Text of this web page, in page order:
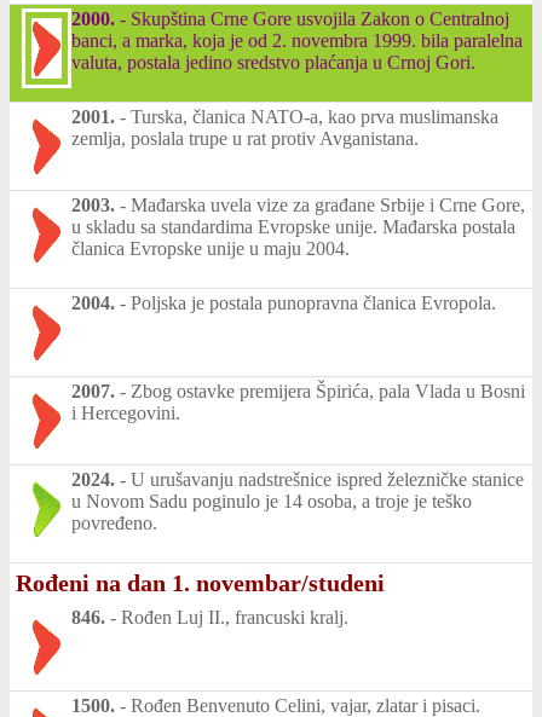
2000. - Skupština Crne Gore usvojila Zakon o Centralnoj
banci, a marka, koja je od 2. novembra 1999. bila paralelna
valuta, postala jedino sredstvo plaćanja u Crnoj Gori.
2001. - Turska, članica NATO-a, kao prva muslimanska
zemlja, poslala trupe u rat protiv Avganistana.
2003. - Mađarska uvela vize za građane Srbije i Crne Gore,
u skladu sa standardima Evropske unije. Mađarska postala
članica Evropske unije u maju 2004.
2004. - Poljska je postala punopravna članica Evropola.
2007. - Zbog ostavke premijera Špirića, pala Vlada u Bosni
i Hercegovini.
2024. - U urušavanju nadstrešnice ispred železničke stanice
u Novom Sadu poginulo je 14 osoba, a troje je teško
povređeno.
Rođeni na dan 1. novembar/studeni
846. - Rođen Luj II., francuski kralj.
1500. - Rođen Benvenuto Celini, vajar, zlatar i pisaci.